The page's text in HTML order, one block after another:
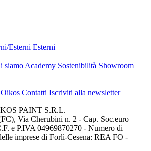
Esterni Esterni
siamo Academy Sostenibilità Showroom
Contatti Iscriviti alla newsletter
PAINT S.R.L.
Via Cherubini n. 2 - Cap. Soc.euro
e P.IVA 04969870270 - Numero di
imprese di Forlì-Cesena: REA FO -